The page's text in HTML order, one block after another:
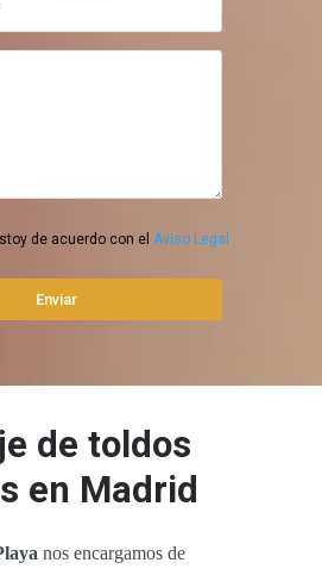
de acuerdo con el Aviso Legal
de toldos
en Madrid
nos encargamos de